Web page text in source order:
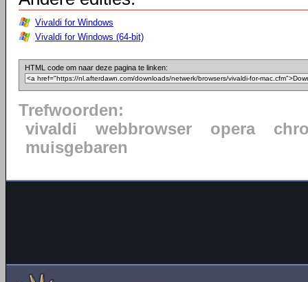
Vivaldi for Windows
Vivaldi for Windows (64-bit)
HTML code om naar deze pagina te linken:
Trefwoorden:
vivaldi
webbrowser opera
muisgebaren